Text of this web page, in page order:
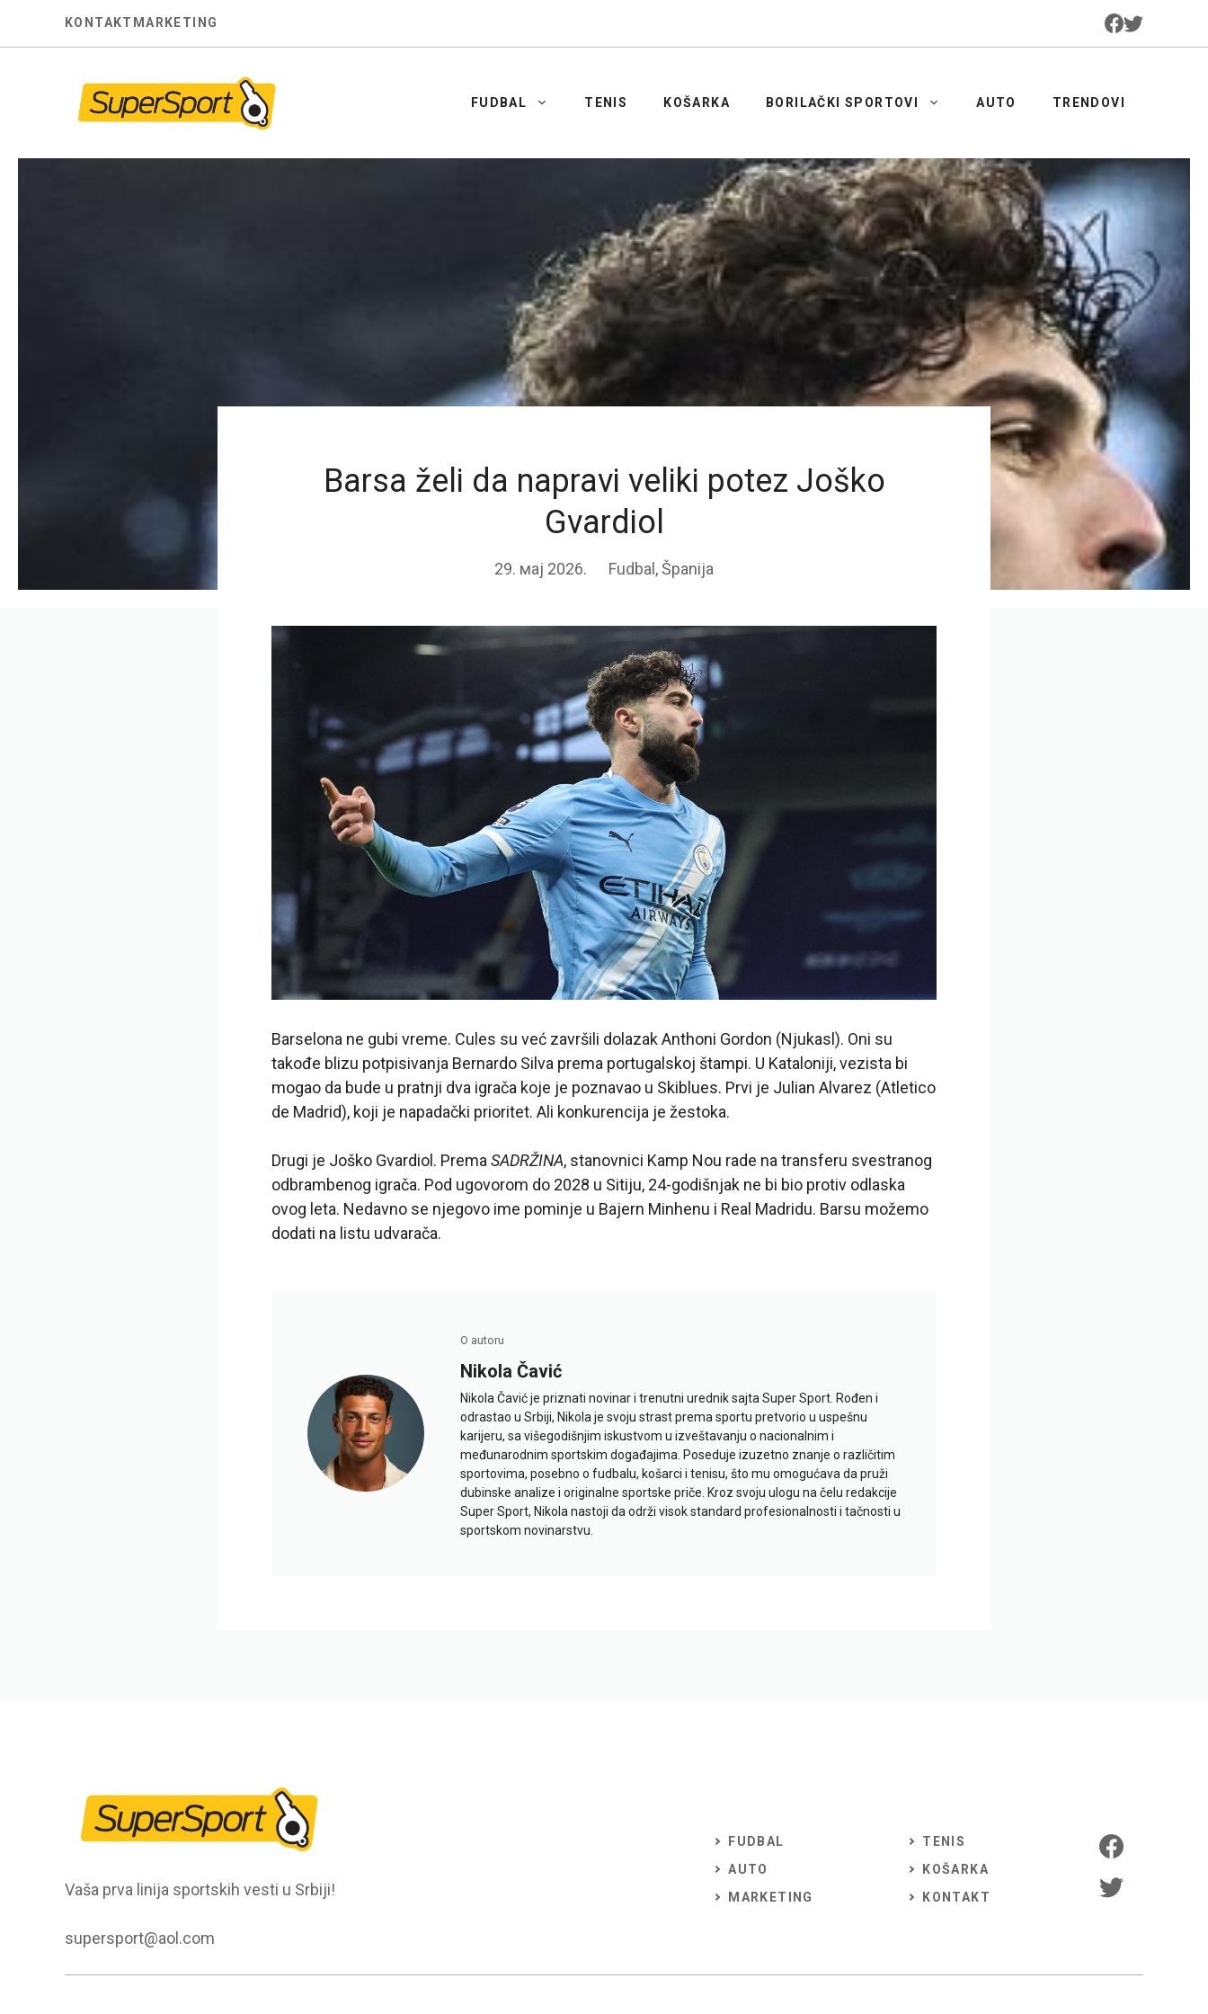
KONTAKT MARKETING
FUDBAL TENIS KOŠARKA BORILAČKI SPORTOVI AUTO TRENDOVI
Barsa želi da napravi veliki potez Joško
Gvardiol
29. мај 2026. Fudbal ,Španija
Barselona ne gubi vreme. Cules su već završili dolazak Anthoni Gordon (Njukasl). Oni su
takođe blizu potpisivanja Bernardo Silva prema portugalskoj štampi. U Kataloniji, vezista bi
mogao da bude u pratnji dva igrača koje je poznavao u Skiblues. Prvi je Julian Alvarez (Atletico
de Madrid), koji je napadački prioritet. Ali konkurencija je žestoka.
Drugi je Joško Gvardiol. Prema SADRŽINA, stanovnici Kamp Nou rade na transferu svestranog
odbrambenog igrača. Pod ugovorom do 2028 u Sitiju, 24-godišnjak ne bi bio protiv odlaska
ovog leta. Nedavno se njegovo ime pominje u Bajern Minhenu i Real Madridu. Barsu možemo
dodati na listu udvarača.
O autoru
Nikola Čavić
Nikola Čavić je priznati novinar i trenutni urednik sajta Super Sport. Rođen i
odrastao u Srbiji, Nikola je svoju strast prema sportu pretvorio u uspešnu
karijeru, sa višegodišnjim iskustvom u izveštavanju o nacionalnim i
međunarodnim sportskim događajima. Poseduje izuzetno znanje o različitim
sportovima, posebno o fudbalu, košarci i tenisu, što mu omogućava da pruži
dubinske analize i originalne sportske priče. Kroz svoju ulogu na čelu redakcije
Super Sport, Nikola nastoji da održi visok standard profesionalnosti i tačnosti u
sportskom novinarstvu.
Vaša prva linija sportskih vesti u Srbiji!
supersport@aol.com
FUDBAL
AUTO
MARKETING
TENIS
KOŠARKA
KONTAKT